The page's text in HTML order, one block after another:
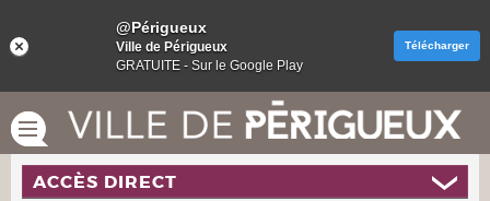
ACCÈS DIRECT
@Périgueux
Ville de Périgueux
GRATUITE - Sur le Google Play
Télécharger